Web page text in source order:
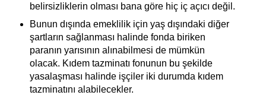
belirsizliklerin olması bana göre hiç iç açıcı değil.
Bunun dışında emeklilik için yaş dışındaki diğer
şartların sağlanması halinde fonda biriken
paranın yarısının alınabilmesi de mümkün
olacak. Kıdem tazminatı fonunun bu şekilde
yasalaşması halinde işçiler iki durumda kıdem
tazminatını alabilecekler.